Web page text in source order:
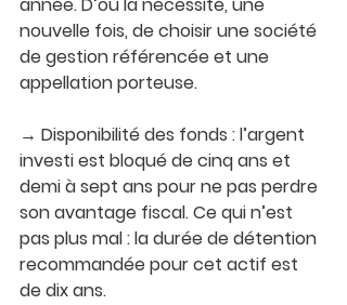
nouvelle fois, de choisir une société
de gestion référencée et une
appellation porteuse.
→ Disponibilité des fonds : l’argent
investi est bloqué de cinq ans et
demi à sept ans pour ne pas perdre
son avantage fiscal. Ce qui n’est
pas plus mal : la durée de détention
recommandée pour cet actif est
de dix ans.